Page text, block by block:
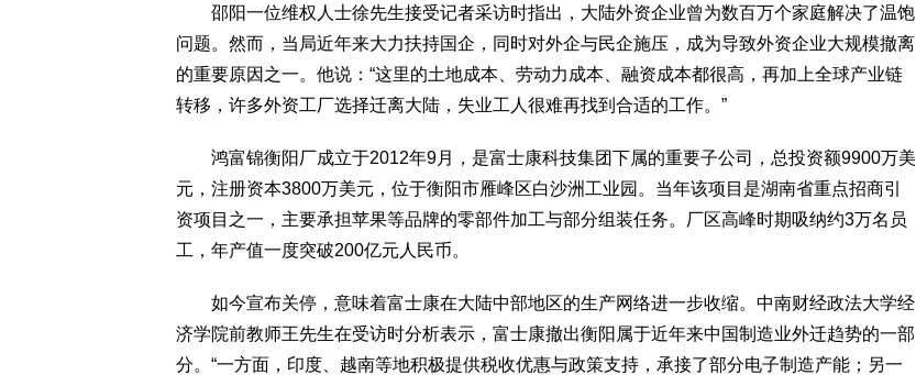
邵阳一位维权人士徐先生接受记者采访时指出，大陆外资企业曾为数百万个家庭解决了温饱
问题。然而，当局近年来大力扶持国企，同时对外企与民企施压，成为导致外资企业大规模撤离
的重要原因之一。他说：“这里的土地成本、劳动力成本、融资成本都很高，再加上全球产业链
转移，许多外资工厂选择迁离大陆，失业工人很难再找到合适的工作。”
鸿富锦衡阳厂成立于2012年9月，是富士康科技集团下属的重要子公司，总投资额9900万美
元，注册资本3800万美元，位于衡阳市雁峰区白沙洲工业园。当年该项目是湖南省重点招商引
资项目之一，主要承担苹果等品牌的零部件加工与部分组装任务。厂区高峰时期吸纳约3万名员
工，年产值一度突破200亿元人民币。
如今宣布关停，意味着富士康在大陆中部地区的生产网络进一步收缩。中南财经政法大学经
济学院前教师王先生在受访时分析表示，富士康撤出衡阳属于近年来中国制造业外迁趋势的一部
分。“一方面，印度、越南等地积极提供税收优惠与政策支持，承接了部分电子制造产能；另一